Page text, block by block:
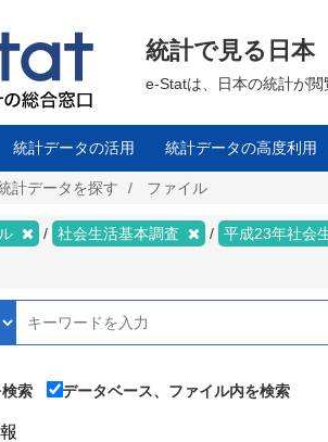
統計で見る日本
e-Statは、日本の統計が
統計データの活用 統計データの高度利用
計データを探す ファイル
社会生活基本調査 平成23年社会
索
データベース、ファイル内を検索